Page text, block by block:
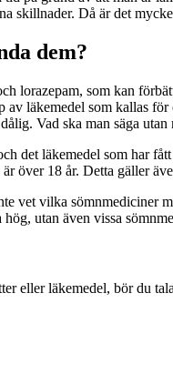
skillnader. Då är det
dem?
lorazepam, som kan
läkemedel som kallas
Vad ska man säga
det läkemedel som har
över 18 år. Detta gäller
vet vilka sömnmediciner
utan även vissa
eller läkemedel, bör du